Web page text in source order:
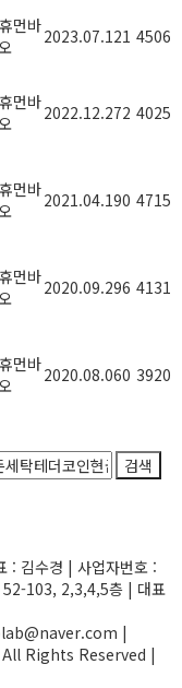
먼바2023.07.121 4506
먼바2022.12.272 4025
먼바2021.04.190 4715
먼바2020.09.296 4131
먼바2020.08.060 3920
검색
: 김수경 | 사업자번호 :
103, 2,3,4,5층 | 대표
|
All Rights Reserved |